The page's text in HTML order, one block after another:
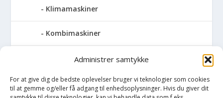
Administrer samtykke
For at give dig de bedste oplevelser bruger vi teknologier som cookies
til at gemme og/eller få adgang til enhedsoplysninger. Hvis du giver dit
Klimamaskiner
Kombimaskiner
Kompressor
Pressemaskiner